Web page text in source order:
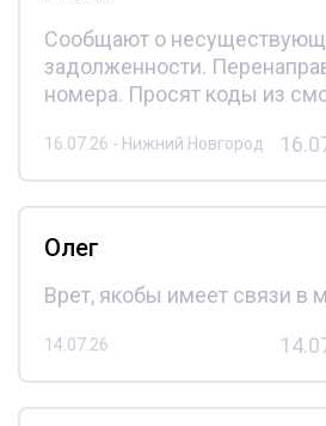
Сообщают о
задолженности.
номера. Просят коды из
16.07.26 - Нижний Новгород
Олег
Врет, якобы имеет связи в
14.07.26